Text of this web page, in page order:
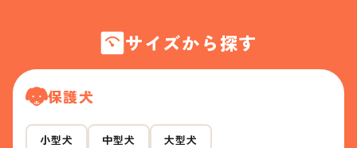
サイズから探す
保護犬
小型犬 中型犬 大型犬